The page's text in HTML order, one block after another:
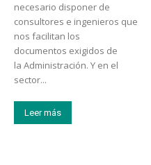
necesario disponer de
consultores e ingenieros que
nos facilitan los
documentos exigidos de
la Administración. Y en el
sector...
Leer más